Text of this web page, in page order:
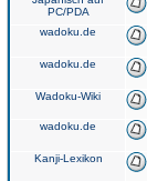
PC/PDA
wadoku.de
wadoku.de
Wadoku-Wiki
wadoku.de
Kanji-Lexikon